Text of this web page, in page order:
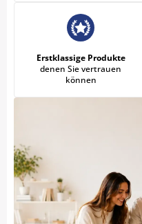
Erstklassige Produkte
denen Sie vertrauen
können